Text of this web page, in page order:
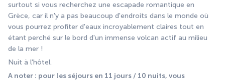
surtout si vous recherchez une escapade romantique en
Grèce, car il n'y a pas beaucoup d'endroits dans le monde où
vous pourrez profiter d'eaux incroyablement claires tout en
étant perché sur le bord d'un immense volcan actif au milieu
de la mer !
Nuit à l'hôtel.
A noter : pour les séjours en 11 jours / 10 nuits, vous